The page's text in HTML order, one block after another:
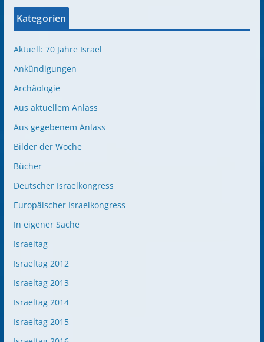
Kategorien
Aktuell: 70 Jahre Israel
Ankündigungen
Archäologie
Aus aktuellem Anlass
Aus gegebenem Anlass
Bilder der Woche
Bücher
Deutscher Israelkongress
Europäischer Israelkongress
In eigener Sache
Israeltag
Israeltag 2012
Israeltag 2013
Israeltag 2014
Israeltag 2015